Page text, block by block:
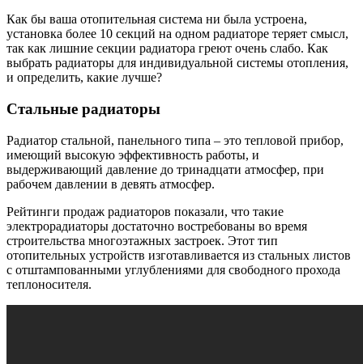
Как бы ваша отопительная система ни была устроена,
установка более 10 секций на одном радиаторе теряет смысл,
так как лишние секции радиатора греют очень слабо. Как
выбрать радиаторы для индивидуальной системы отопления,
и определить, какие лучше?
Стальные радиаторы
Радиатор стальной, панельного типа – это тепловой прибор,
имеющий высокую эффективность работы, и
выдерживающий давление до тринадцати атмосфер, при
рабочем давлении в девять атмосфер.
Рейтинги продаж радиаторов показали, что такие
электрорадиаторы достаточно востребованы во время
строительства многоэтажных застроек. Этот тип
отопительных устройств изготавливается из стальных листов
с отштампованными углублениями для свободного прохода
теплоносителя.